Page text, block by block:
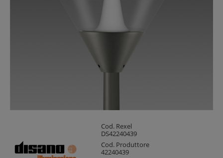
Cod. Rexel
DS42240439
Cod. Produttore
42240439